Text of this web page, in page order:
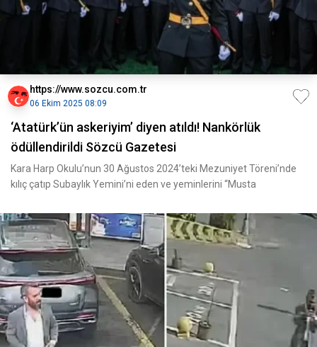
https://www.sozcu.com.tr
06 Ekim 2025 08:09
‘Atatürk’ün askeriyim’ diyen atıldı! Nankörlük
ödüllendirildi Sözcü Gazetesi
Kara Harp Okulu’nun 30 Ağustos 2024’teki Mezuniyet Töreni’nde
kılıç çatıp Subaylık Yemini’ni eden ve yeminlerini “Musta